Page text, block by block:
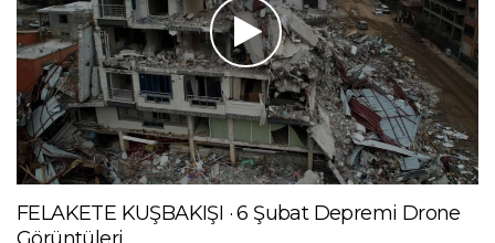
FELAKETE KUŞBAKIŞI · 6 Şubat Depremi Drone
Görüntüleri